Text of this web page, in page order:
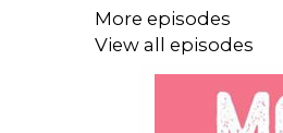
More episodes
View all episodes